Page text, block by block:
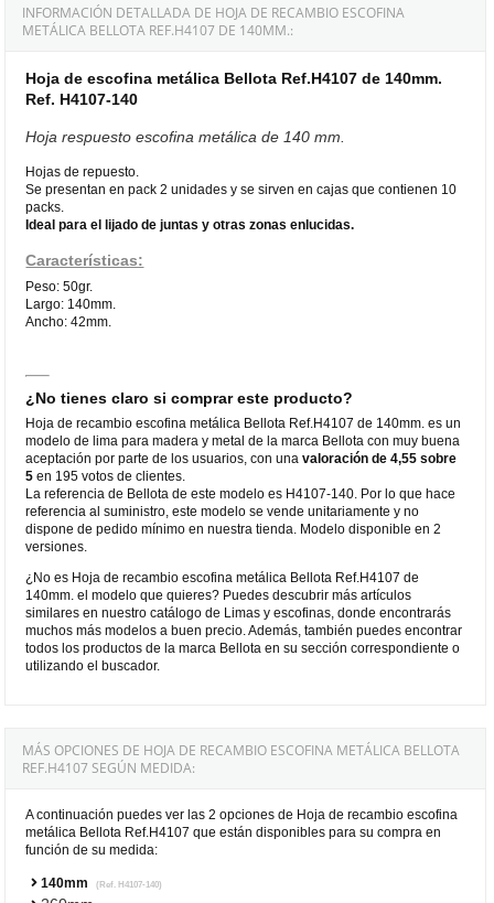
INFORMACIÓN DETALLADA DE HOJA DE RECAMBIO ESCOFINA
METÁLICA BELLOTA REF.H4107 DE 140MM.:
Hoja de escofina metálica Bellota Ref.H4107 de 140mm.
Ref. H4107-140
Hoja respuesto escofina metálica de 140 mm.
Hojas de repuesto.
Se presentan en pack 2 unidades y se sirven en cajas que contienen 10
packs.
Ideal para el lijado de juntas y otras zonas enlucidas.
Características:
Peso: 50gr.
Largo: 140mm.
Ancho: 42mm.
¿No tienes claro si comprar este producto?
Hoja de recambio escofina metálica Bellota Ref.H4107 de 140mm. es un
modelo de lima para madera y metal de la marca Bellota con muy buena
aceptación por parte de los usuarios, con unavaloración de 4,55 sobre
5 en 195 votos de clientes.
La referencia de Bellota de este modelo es H4107-140. Por lo que hace
referencia al suministro, este modelo se vende unitariamente y no
dispone de pedido mínimo en nuestra tienda. Modelo disponible en 2
versiones.
¿No es Hoja de recambio escofina metálica Bellota Ref.H4107 de
140mm. el modelo que quieres? Puedes descubrir más artículos
similares en nuestro catálogo de Limas y escofinas, donde encontrarás
muchos más modelos a buen precio. Además, también puedes encontrar
todos los productos de la marca Bellota en su sección correspondiente o
utilizando el buscador.
MÁS OPCIONES DE HOJA DE RECAMBIO ESCOFINA METÁLICA BELLOTA
REF.H4107 SEGÚN MEDIDA:
A continuación puedes ver las 2 opciones de Hoja de recambio escofina
metálica Bellota Ref.H4107 que están disponibles para su compra en
función de su medida:
140mm (Ref. H4107-140)